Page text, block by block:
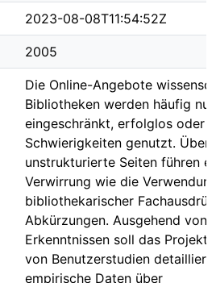
2023-08-08T11:54:52Z
2005
Die Online-Angebote
Bibliotheken werden häufig nur
eingeschränkt, erfolglos oder
Schwierigkeiten genutzt.
unstrukturierte Seiten führen
Verwirrung wie die
bibliothekarischer
Abkürzungen. Ausgehend von
Erkenntnissen soll das Projekt
von Benutzerstudien
empirische Daten über